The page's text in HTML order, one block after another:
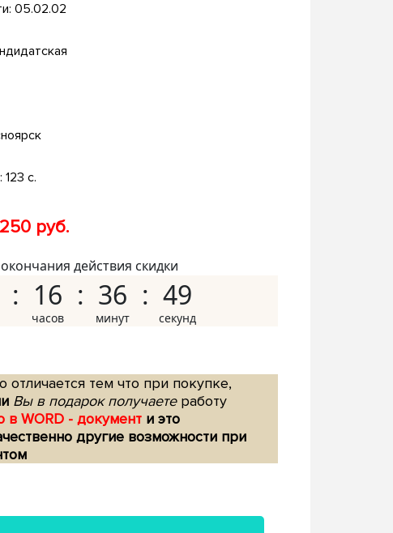
05.02.02
123 с.
250 руб.
действия скидки
16 36 48
тем что при покупке,
Вы в подарок получаетеработу
в WORD - документ и это
другие возможности при